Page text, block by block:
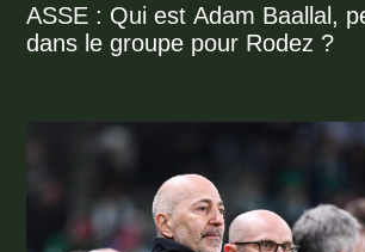
ASSE : Qui est Adam Baallal,
dans le groupe pour Rodez ?